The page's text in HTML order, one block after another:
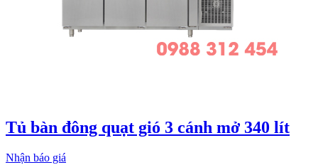
Tủ bàn đông quạt gió 3 cánh mở 340 lít
Nhận báo giá